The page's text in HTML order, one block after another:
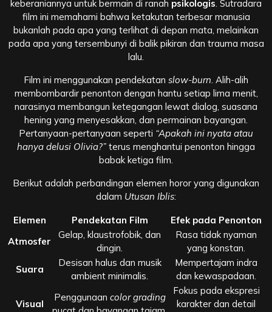
keberaniannya untuk bermain di ranah psikologis . Sutradara
film ini memahami bahwa ketakutan terbesar manusia
bukanlah pada apa yang terlihat di depan mata, melainkan
pada apa yang tersembunyi di balik pikiran dan trauma masa
lalu.
Film ini menggunakan pendekatan slow-burn . Alih-alih
membombardir penonton dengan hantu setiap lima menit,
narasinya membangun ketegangan lewat dialog, suasana
hening yang menyesakkan, dan permainan bayangan.
Pertanyaan-pertanyaan seperti “Apakah ini nyata atau
hanya delusi Olivia?” terus menghantui penonton hingga
babak ketiga film.
Berikut adalah perbandingan elemen horor yang digunakan
dalam Utusan Iblis:
Elemen Pendekatan Film
Efek pada Penonton
Atmosfer
Gelap, klaustrofobik, dan
dingin.
Rasa tidak nyaman
yang konstan.
Suara
Desisan halus dan musik
ambient minimalis.
Mempertajam indra
dan kewaspadaan.
Visual
Penggunaan color grading
Fokus pada ekspresi
karakter dan detail